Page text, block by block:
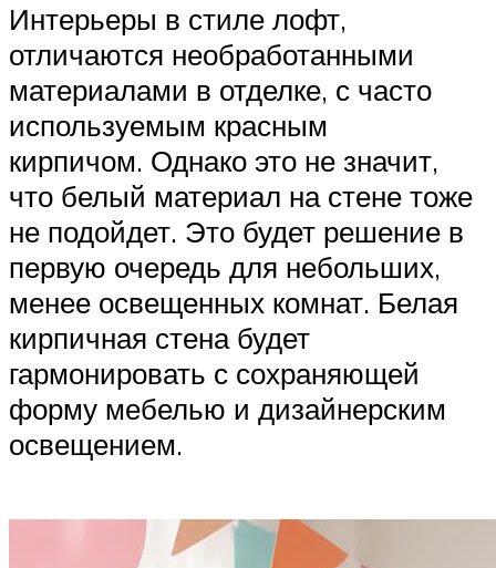
Интерьеры в стиле лофт,
отличаются необработанными
материалами в отделке, с часто
используемым красным
кирпичом. Однако это не значит,
что белый материал на стене тоже
не подойдет. Это будет решение в
первую очередь для небольших,
менее освещенных комнат. Белая
кирпичная стена будет
гармонировать с сохраняющей
форму мебелью и дизайнерским
освещением.